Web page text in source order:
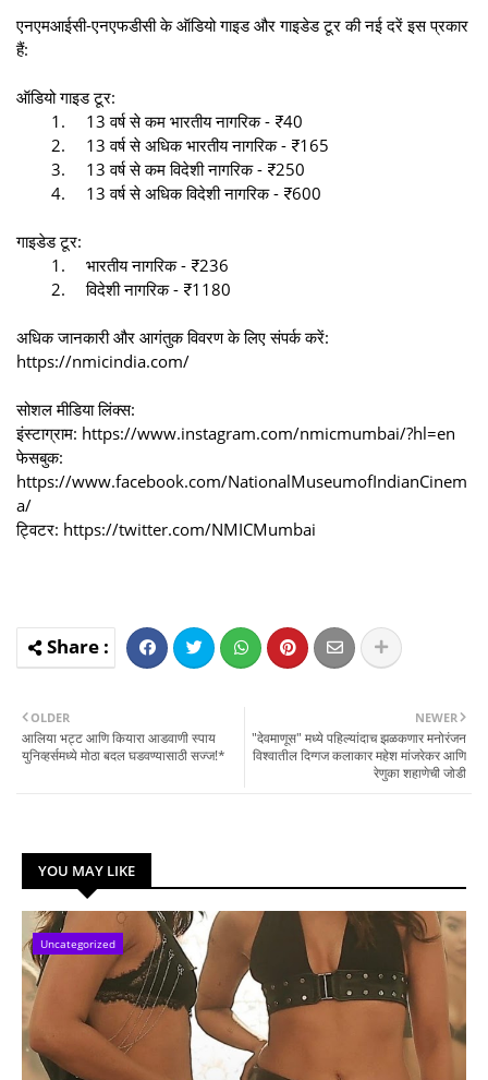
एनएमआईसी-एनएफडीसी के ऑडियो गाइड और गाइडेड टूर की नई दरें इस प्रकार
हैं:
ऑडियो गाइड टूर:
1.
13 वर्ष से कम भारतीय नागरिक - ₹40
2.
13 वर्ष से अधिक भारतीय नागरिक - ₹165
3.
13 वर्ष से कम विदेशी नागरिक - ₹250
4.
13 वर्ष से अधिक विदेशी नागरिक - ₹600
गाइडेड टूर:
1.
भारतीय नागरिक - ₹236
2.
विदेशी नागरिक - ₹1180
अधिक जानकारी और आगंतुक विवरण के लिए संपर्क करें:
https://nmicindia.com/
सोशल मीडिया लिंक्स:
इंस्टाग्राम: https://www.instagram.com/nmicmumbai/?hl=en
फेसबुक:
https://www.facebook.com/NationalMuseumofIndianCinem
a/
ट्विटर: https://twitter.com/NMICMumbai
NEWER
"देवमाणूस" मध्ये पहिल्यांदाच झळकणार मनोरंजन
विश्वातील दिग्गज कलाकार महेश मांजरेकर आणि
रेणुका शहाणेची जोडी
OLDER
आलिया भट्ट आणि कियारा आडवाणी स्पाय
युनिव्हर्समध्ये मोठा बदल घडवण्यासाठी सज्ज!*
YOU MAY LIKE
Uncategorized